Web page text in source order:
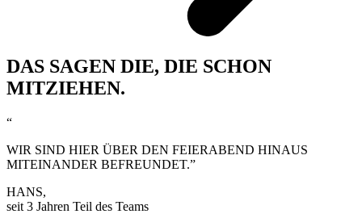
DAS SAGEN DIE, DIE SCHON
MITZIEHEN.
“
WIR SIND HIER ÜBER DEN FEIERABEND HINAUS
MITEINANDER BEFREUNDET.”
HANS,
seit 3 Jahren Teil des Teams